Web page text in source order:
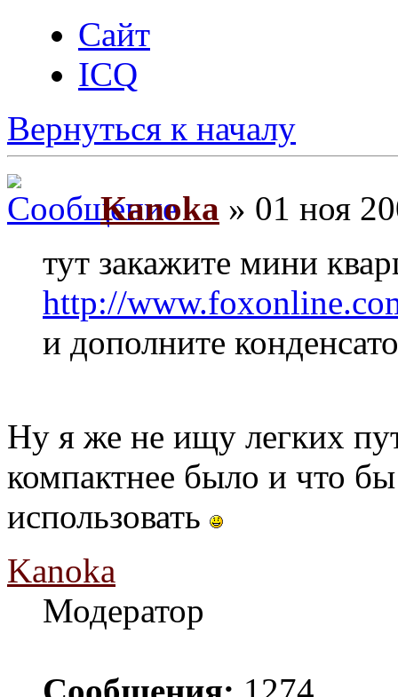
Сайт
ICQ
Вернуться к началу
Kanoka » 01 ноя
тут закажите мини
http://
и дополните
Ну я же не ищу легких
компактнее было и что
использовать
Kanoka
Модератор